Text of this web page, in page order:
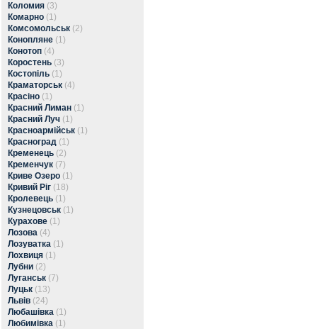
Коломия (3)
Комарно (1)
Комсомольськ (2)
Конопляне (1)
Конотоп (4)
Коростень (3)
Костопіль (1)
Краматорськ (4)
Красіно (1)
Красний Лиман (1)
Красний Луч (1)
Красноармійськ (1)
Красноград (1)
Кременець (2)
Кременчук (7)
Криве Озеро (1)
Кривий Ріг (18)
Кролевець (1)
Кузнецовськ (1)
Курахове (1)
Лозова (4)
Лозуватка (1)
Лохвиця (1)
Лубни (2)
Луганськ (7)
Луцьк (13)
Львів (24)
Любашівка (1)
Любимівка (1)